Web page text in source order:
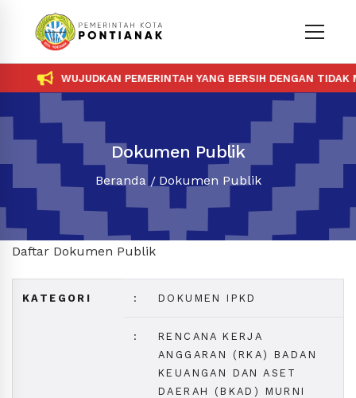
WUJUDKAN PEMERINTAH YANG BERSIH DENGAN TIDAK
Dokumen Publik
Beranda Dokumen Publik
Daftar Dokumen Publik
KATEGORI : DOKUMEN IPKD
:
RENCANA KERJA
ANGGARAN (RKA) BADAN
KEUANGAN DAN ASET
DAERAH (BKAD) MURNI